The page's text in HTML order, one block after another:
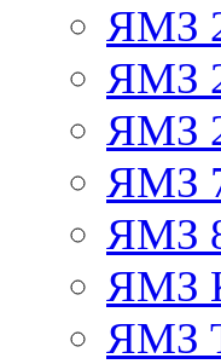
ЯМЗ
ЯМЗ
ЯМЗ
ЯМЗ
ЯМЗ
ЯМЗ
ЯМЗ